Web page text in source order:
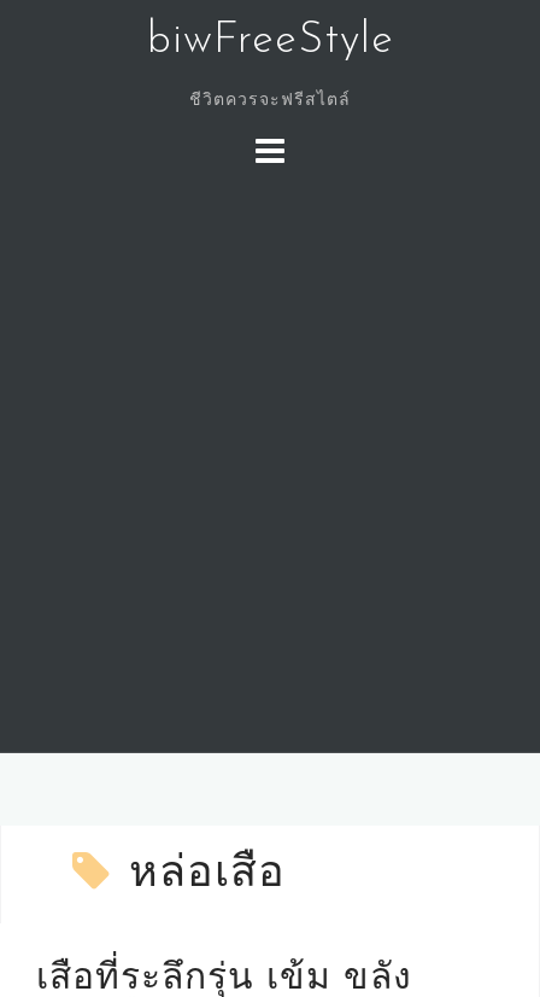
biwFreeStyle
ชีวิตควรจะฟรีสไตล์
หล่อเสือ
เสือที่ระลึกรุ่น เข้ม ขลัง